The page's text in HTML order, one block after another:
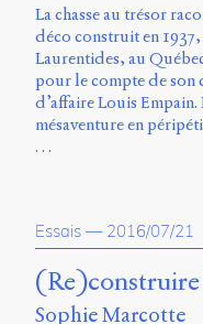
Mastodon
Université
de
Local
B1-
12723
150
Pl.
La chasse au trésor
déco construit en
Laurentides, au
pour le compte de son
d’affaire Louis
mésaventure en
…
Essais — 2016/07/21
(Re)construire
Sophie Marcotte